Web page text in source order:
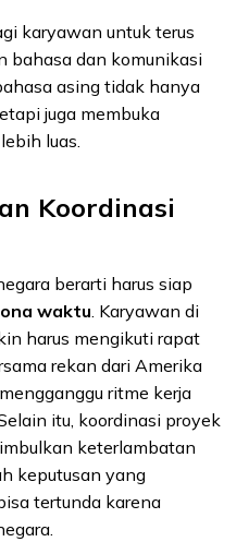
karyawan untuk terus
bahasa dan komunikasi
asing tidak hanya
juga membuka
luas.
Koordinasi
berarti harus siap
waktu . Karyawan di
harus mengikuti rapat
rekan dari Amerika
ritme kerja
itu, koordinasi proyek
keterlambatan
keputusan yang
tertunda karena